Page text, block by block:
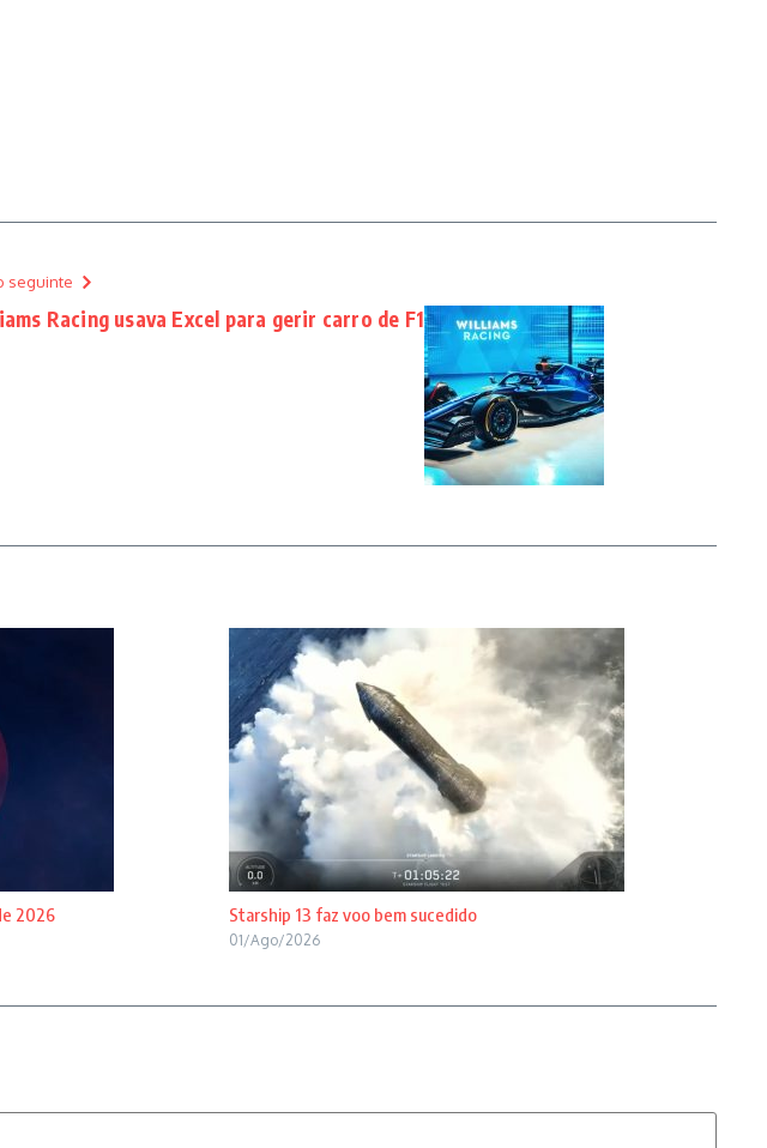
seguinte
Racing usava Excel para gerir carro de F1
2026 Starship 13 faz voo bem sucedido
01/Ago/2026